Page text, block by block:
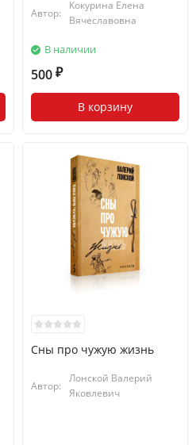
Автор:
Кокурина Елена
Вячеславовна
В наличии
500 ₽
В корзину
Сны про чужую жизнь
Автор:
Лонской Валерий
Яковлевич